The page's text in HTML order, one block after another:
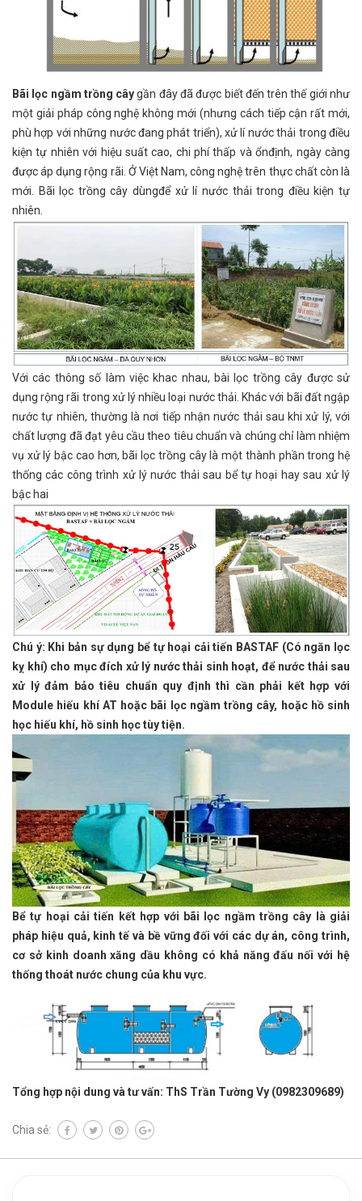
Bãi lọc ngầm trồng câygần đây đã được biết đến trên thế giới như
một giải pháp công nghệ không mới (nhưng cách tiếp cận rất mới,
phù hợp với những nước đang phát triển), xử lí nước thải trong điều
kiện tự nhiên với hiệu suất cao, chi phí thấp và ổnđịnh, ngày càng
được áp dụng rộng rãi. Ở Việt Nam, công nghệ trên thực chất còn là
mới. Bãi lọc trồng cây dùngđể xử lí nước thải trong điều kiện tự
nhiên.
Với các thông số làm việc khac nhau, bài lọc trồng cây được sử
dụng rộng rãi trong xử lý nhiều loại nước thải. Khác với bãi đất ngập
nước tự nhiên, thường là nơi tiếp nhận nước thải sau khi xử lý, với
chất lượng đã đạt yêu cầu theo tiêu chuẩn và chúng chỉ làm nhiệm
vụ xử lý bậc cao hơn, bãi lọc trồng cây là một thành phần trong hệ
thống các công trình xử lý nước thải sau bể tự hoại hay sau xử lý
bậc hai
Chú ý: Khi bản sự dụng bể tự hoại cải tiến BASTAF (Có ngăn lọc
kỵ khí) cho mục đích xử lý nước thải sinh hoạt, để nước thải sau
xử lý đảm bảo tiêu chuẩn quy định thì cần phải kết hợp với
Module hiếu khí AT hoặc bãi lọc ngầm trồng cây, hoặc hồ sinh
học hiếu khí, hồ sinh học tùy tiện.
Bể tự hoại cải tiến kết hợp với bãi lọc ngầm trồng cây là giải
pháp hiệu quả, kinh tế và bề vững đối với các dự án, công trình,
cơ sở kinh doanh xăng dầu không có khả năng đấu nối với hệ
thống thoát nước chung của khu vực.
Tổng hợp nội dung và tư vấn: ThS Trần Tường Vy (0982309689)
Chia sẻ: